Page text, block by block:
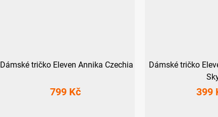
Dámské tričko Eleven Annika Czechia
799 Kč
Dámské tričko
399